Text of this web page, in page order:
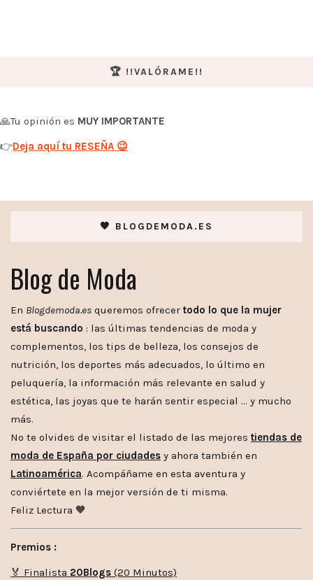
🏆 !!VALÓRAME!!
🙏Tu opinión es MUY IMPORTANTE
👉Deja aquí tu RESEÑA 😉
🧡 BLOGDEMODA.ES
Blog de Moda
En Blogdemoda.es queremos ofrecer todo lo que la mujer
está buscando : las últimas tendencias de moda y
complementos, los tips de belleza, los consejos de
nutrición, los deportes más adecuados, lo último en
peluquería, la información más relevante en salud y
estética, las joyas que te harán sentir especial … y mucho
más.
No te olvides de visitar el listado de las mejores tiendas de
moda de España por ciudades y ahora también en
Latinoamérica. Acompáñame en esta aventura y
conviértete en la mejor versión de ti misma.
Feliz Lectura 🧡
Premios :
🏅 Finalista 20Blogs (20 Minutos)